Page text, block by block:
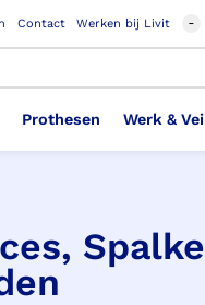
Contact Werken bij Livit
Enkel
Semi-
Prothesen Werk &